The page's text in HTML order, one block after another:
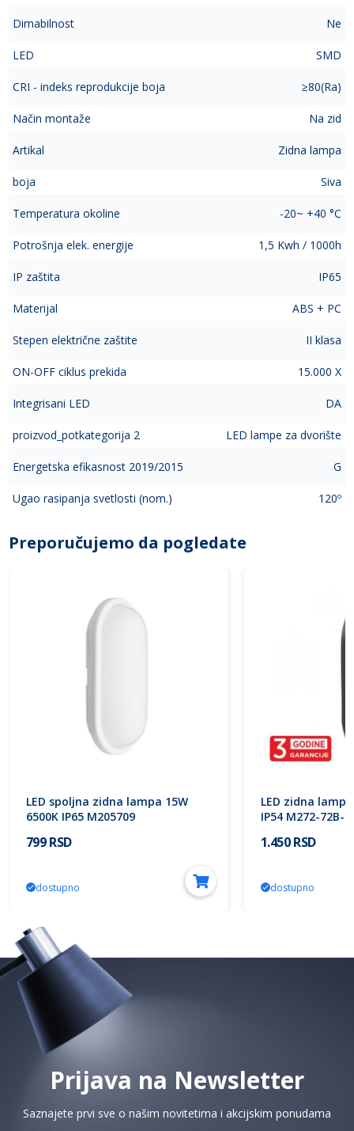
Dimabilnost Ne
LED SMD
CRI - indeks reprodukcije boja ≥80(Ra)
Način montaže Na zid
Artikal Zidna lampa
boja Siva
Temperatura okoline -20~ +40 °C
Potrošnja elek. energije 1,5 Kwh / 1000h
IP zaštita IP65
Materijal ABS + PC
Stepen električne zaštite II klasa
ON-OFF ciklus prekida 15.000 X
Integrisani LED DA
proizvod_potkategorija 2 LED lampe za dvorište
Energetska efikasnost 2019/2015 G
Ugao rasipanja svetlosti (nom.) 120º
Preporučujemo da pogledate
LED spoljna zidna lampa 15W
6500K IP65 M205709
799 RSD
dostupno
LED zidna
IP54 M272-72B-N
1.450 RSD
dostupno
Prijava na Newsletter
Saznajete prvi sve o našim novitetima i akcijskim ponudama